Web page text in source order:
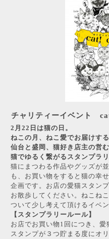
チャリティーイベント
2月22日は猫の日。
ねこの月、ねこ愛でお届けする
仙台と盛岡、猫好き店主の営
猫でゆるく繋がるスタンプラリ
猫にまつわる作品やグッズが
も、お買い物をすると猫の幸
企画です。お店の愛猫スタン
お散歩してください。ねこね
ついて少し考えて頂けるイベ
【スタンプラリールール】
お店でお買い物1回につき、愛
スタンプが３つ貯まる度にオ